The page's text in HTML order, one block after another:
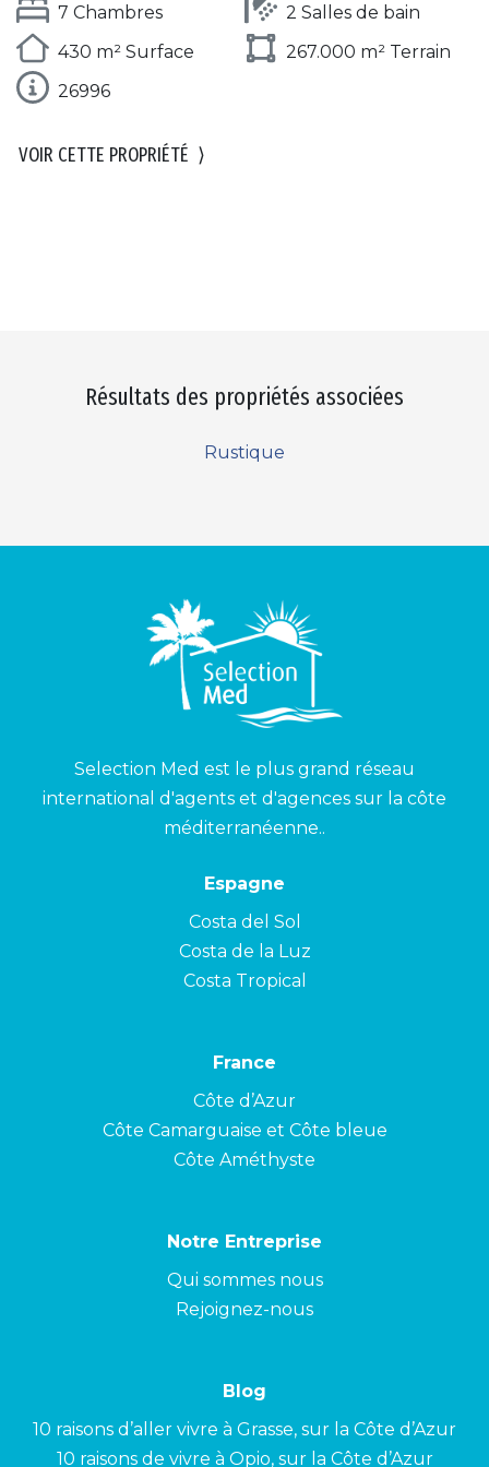
7 Chambres
2 Salles de bain
430 m² Surface
267.000 m² Terrain
26996
VOIR CETTE PROPRIÉTÉ ⟩
Résultats des propriétés associées
Rustique
Selection Med est le plus grand réseau
international d'agents et d'agences sur la côte
méditerranéenne..
Espagne
Costa del Sol
Costa de la Luz
Costa Tropical
France
Côte d’Azur
Côte Camarguaise et Côte bleue
Côte Améthyste
Notre Entreprise
Qui sommes nous
Rejoignez-nous
Blog
10 raisons d’aller vivre à Grasse, sur la Côte d’Azur
10 raisons de vivre à Opio, sur la Côte d’Azur